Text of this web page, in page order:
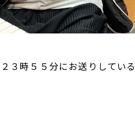
３時５５分にお送りしている